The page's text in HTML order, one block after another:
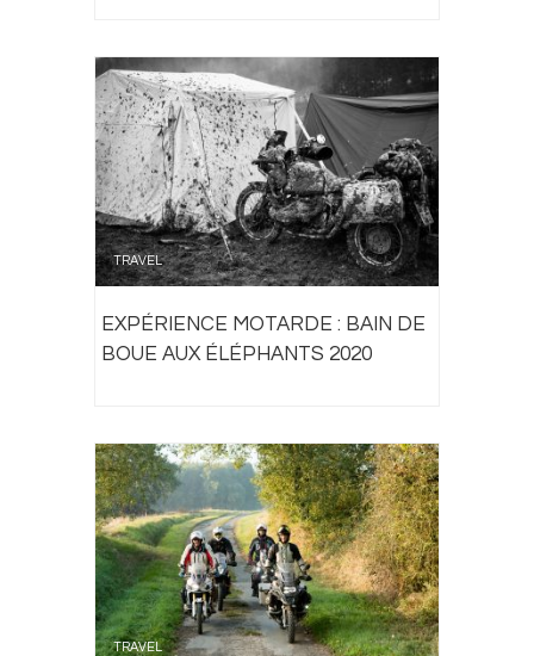
TRAVEL
EXPÉRIENCE MOTARDE : BAIN DE
BOUE AUX ÉLÉPHANTS 2020
TRAVEL